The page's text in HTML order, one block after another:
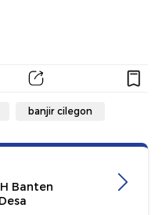
banjir cilegon
Banten